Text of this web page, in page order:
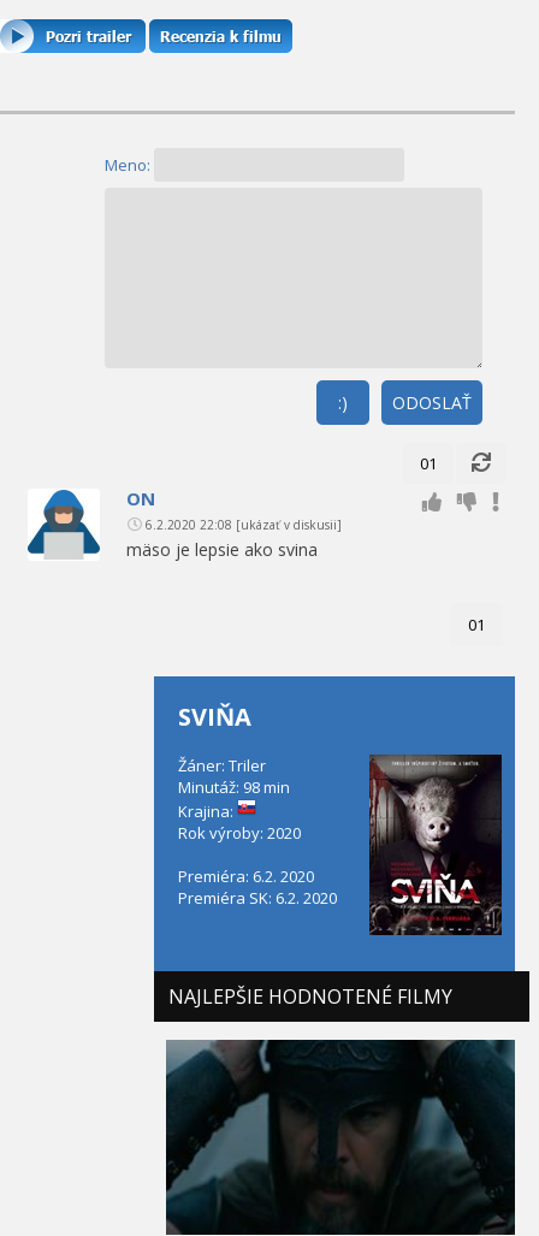
Meno:
ODOSLAŤ
:)
01
ON
6.2.2020 22:08 [ukázať v diskusii]
mäso je lepsie ako svina
01
SVIŇA
Žáner: Triler
Minutáž: 98 min
Krajina:
Rok výroby: 2020
Premiéra: 6.2. 2020
Premiéra SK: 6.2. 2020
NAJLEPŠIE HODNOTENÉ FILMY